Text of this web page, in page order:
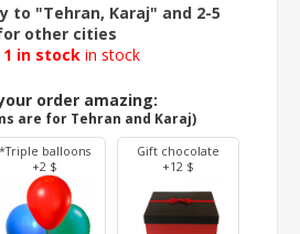
to "Tehran, Karaj" and 2-5
other cities
1 in stock in stock
order amazing:
are for Tehran and Karaj)
*Triple balloons
+2 $
Gift chocolate
+12 $